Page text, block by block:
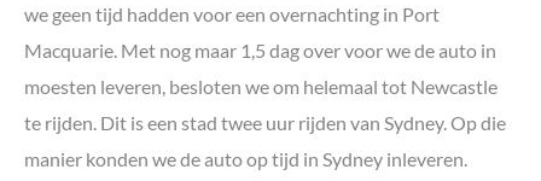
we geen tijd hadden voor een overnachting in Port
Macquarie. Met nog maar 1,5 dag over voor we de auto in
moesten leveren, besloten we om helemaal tot Newcastle
te rijden. Dit is een stad twee uur rijden van Sydney. Op die
manier konden we de auto op tijd in Sydney inleveren.